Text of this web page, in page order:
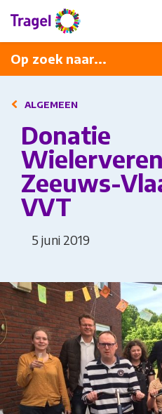
Op zoek naar...
Programma
Diner met
ALGEMEEN
Donatie
Zeeuws-
VVT
5 juni 2019